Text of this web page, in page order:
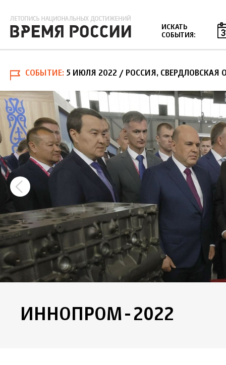
ИСКАТЬ
СОБЫТИЯ:
СОБЫТИЕ 5 ИЮЛЯ 2022 / РОССИЯ, СВЕРДЛОВСКАЯ
ИННОПРОМ-2022